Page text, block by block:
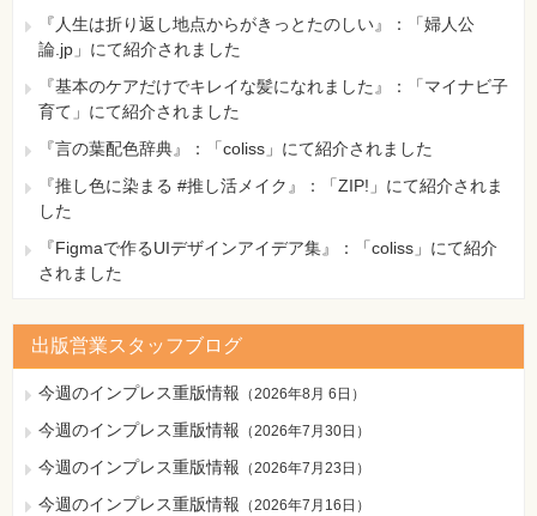
【 第3刷にて修正 】
136ページ コードの6-7行目
[誤]
>>> print('Number of samples that meet this criterion:',
X_selected.shape[0])
Number of samples that meet this criterion: 124
[正]
criterion:', X_selected.shape[1])
Number of features that meet this threshold criterion: 5
147ページ ページ上のnotesコラムの末尾。左から2つ目の式
[誤]
[正]
-v^TΣ
『人生は折り返し地点からがきっとたのしい』：「婦人公
論.jp」にて紹介されました
『基本のケアだけでキレイな髪になれました』：「マイナビ子
育て」にて紹介されました
『言の葉配色辞典』：「coliss」にて紹介されました
『推し色に染まる #推し活メイク』：「ZIP!」にて紹介されま
した
『Figmaで作るUIデザインアイデア集』：「coliss」にて紹介
されました
出版営業スタッフブログ
今週のインプレス重版情報 （2026年8月 6日 ）
今週のインプレス重版情報 （2026年7月30日 ）
今週のインプレス重版情報 （2026年7月23日 ）
今週のインプレス重版情報 （2026年7月16日 ）